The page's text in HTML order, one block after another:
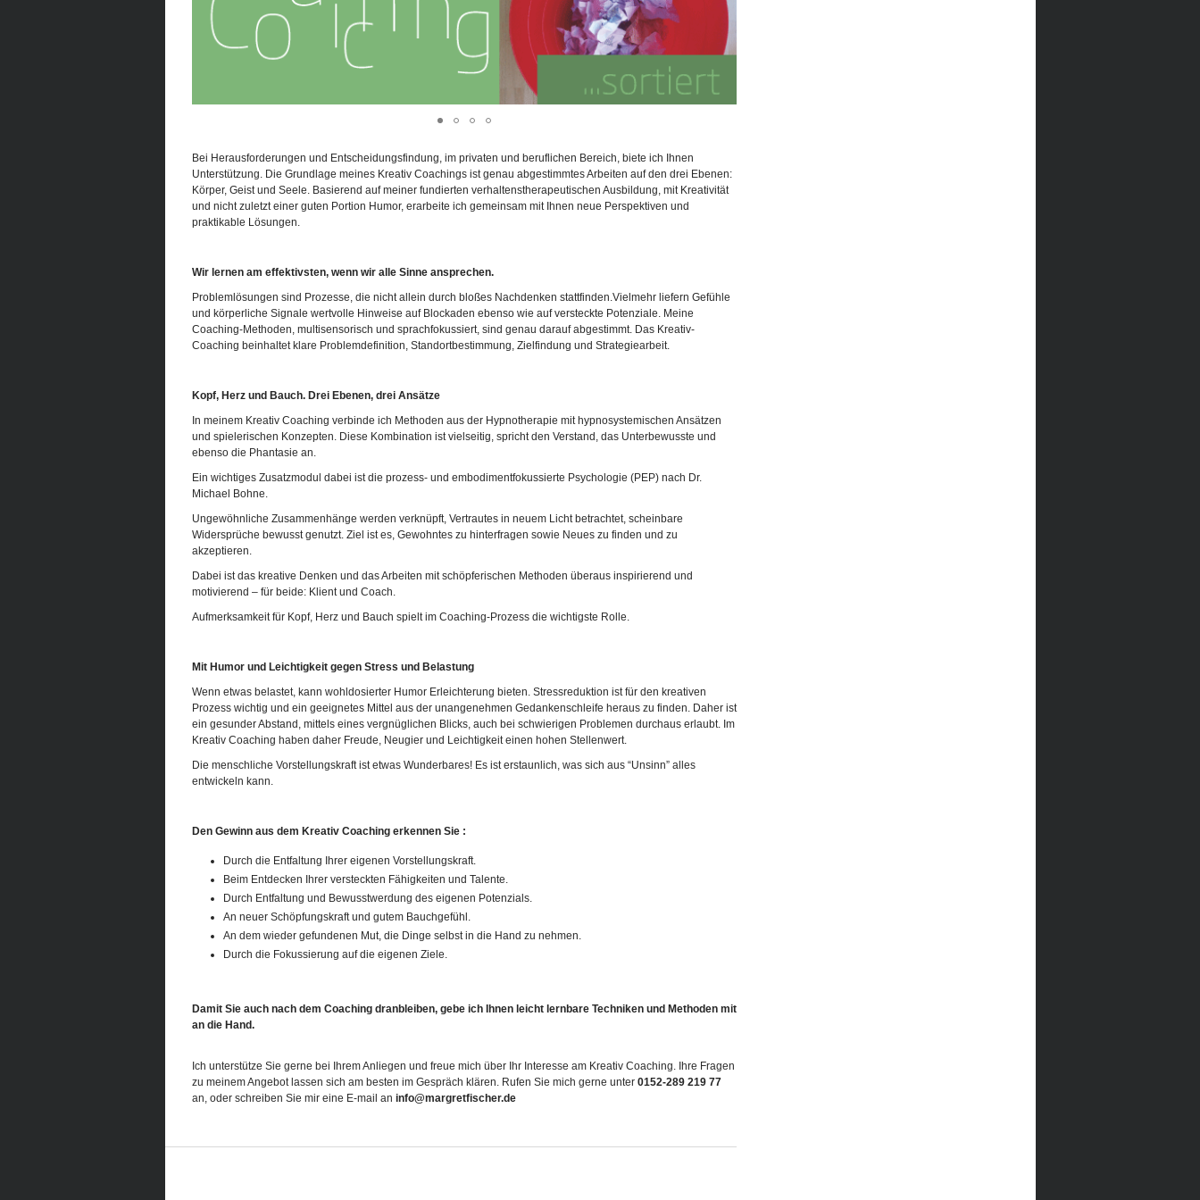
Bei Herausforderungen und Entscheidungsfindung, im privaten und beruflichen Bereich, biete ich Ihnen
Unterstützung. Die Grundlage meines Kreativ Coachings ist genau abgestimmtes Arbeiten auf den drei Ebenen:
Körper, Geist und Seele. Basierend auf meiner fundierten verhaltenstherapeutischen Ausbildung, mit Kreativität
und nicht zuletzt einer guten Portion Humor, erarbeite ich gemeinsam mit Ihnen neue Perspektiven und
praktikable Lösungen.
Wir lernen am effektivsten, wenn wir alle Sinne ansprechen.
Problemlösungen sind Prozesse, die nicht allein durch bloßes Nachdenken stattfinden.Vielmehr liefern Gefühle
und körperliche Signale wertvolle Hinweise auf Blockaden ebenso wie auf versteckte Potenziale. Meine
Coaching-Methoden, multisensorisch und sprachfokussiert, sind genau darauf abgestimmt. Das Kreativ-
Coaching beinhaltet klare Problemdefinition, Standortbestimmung, Zielfindung und Strategiearbeit.
Kopf, Herz und Bauch. Drei Ebenen, drei Ansätze
In meinem Kreativ Coaching verbinde ich Methoden aus der Hypnotherapie mit hypnosystemischen Ansätzen
und spielerischen Konzepten. Diese Kombination ist vielseitig, spricht den Verstand, das Unterbewusste und
ebenso die Phantasie an.
Ein wichtiges Zusatzmodul dabei ist die prozess- und embodimentfokussierte Psychologie (PEP) nach Dr.
Michael Bohne.
Ungewöhnliche Zusammenhänge werden verknüpft, Vertrautes in neuem Licht betrachtet, scheinbare
Widersprüche bewusst genutzt. Ziel ist es, Gewohntes zu hinterfragen sowie Neues zu finden und zu
akzeptieren.
Dabei ist das kreative Denken und das Arbeiten mit schöpferischen Methoden überaus inspirierend und
motivierend – für beide: Klient und Coach.
Aufmerksamkeit für Kopf, Herz und Bauch spielt im Coaching-Prozess die wichtigste Rolle.
Mit Humor und Leichtigkeit gegen Stress und Belastung
Wenn etwas belastet, kann wohldosierter Humor Erleichterung bieten. Stressreduktion ist für den kreativen
Prozess wichtig und ein geeignetes Mittel aus der unangenehmen Gedankenschleife heraus zu finden. Daher ist
ein gesunder Abstand, mittels eines vergnüglichen Blicks, auch bei schwierigen Problemen durchaus erlaubt. Im
Kreativ Coaching haben daher Freude, Neugier und Leichtigkeit einen hohen Stellenwert.
Die menschliche Vorstellungskraft ist etwas Wunderbares! Es ist erstaunlich, was sich aus “Unsinn” alles
entwickeln kann.
Den Gewinn aus dem Kreativ Coaching erkennen Sie :
Durch die Entfaltung Ihrer eigenen Vorstellungskraft.
Beim Entdecken Ihrer versteckten Fähigkeiten und Talente.
Durch Entfaltung und Bewusstwerdung des eigenen Potenzials.
An neuer Schöpfungskraft und gutem Bauchgefühl.
An dem wieder gefundenen Mut, die Dinge selbst in die Hand zu nehmen.
Durch die Fokussierung auf die eigenen Ziele.
Damit Sie auch nach dem Coaching dranbleiben, gebe ich Ihnen leicht lernbare Techniken und Methoden mit
an die Hand.
Ich unterstütze Sie gerne bei Ihrem Anliegen und freue mich über Ihr Interesse am Kreativ Coaching. Ihre Fragen
zu meinem Angebot lassen sich am besten im Gespräch klären. Rufen Sie mich gerne unter 0152-289 219 77
an, oder schreiben Sie mir eine E-mail an info@margretfischer.de